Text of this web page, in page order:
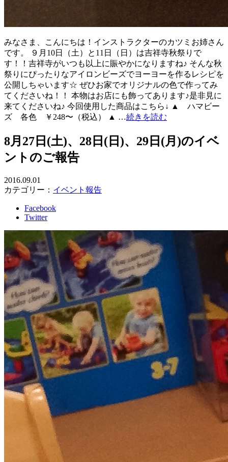
みなさま、こんにちは！インストラクターのカツミお姉さん
です。 ９月10日（土）と11日（日）は吉祥寺秋祭りで
す！！吉祥寺がいつも以上に賑やかになりますね♪ そんな秋
祭りにぴったりなアイロンビーズでヨーヨーを作るレシピを
公開しちゃいます☆ ぜひお家でオリジナルの色で作ってみ
てくださいね！！ 本物はお店にも飾ってあります♪是非見に
来てくださいね♪ 今回使用した商品はこちら↓ ▲ ハマビー
ズ 各色 ￥248〜（税込） ▲ …続きを読む
8月27日(土)、28日(日)、29日(月)のイベ
ントのご報告
2016.09.01
カテゴリー： イベント報告
Facebook
Twitter